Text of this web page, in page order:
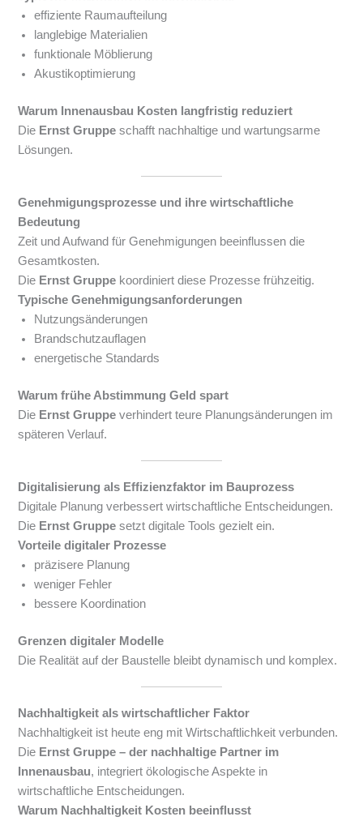
effiziente Raumaufteilung
langlebige Materialien
funktionale Möblierung
Akustikoptimierung
Warum Innenausbau Kosten langfristig reduziert
Die Ernst Gruppe schafft nachhaltige und wartungsarme
Lösungen.
Genehmigungsprozesse und ihre wirtschaftliche
Bedeutung
Zeit und Aufwand für Genehmigungen beeinflussen die
Gesamtkosten.
Die Ernst Gruppe koordiniert diese Prozesse frühzeitig.
Typische Genehmigungsanforderungen
Nutzungsänderungen
Brandschutzauflagen
energetische Standards
Warum frühe Abstimmung Geld spart
Die Ernst Gruppe verhindert teure Planungsänderungen im
späteren Verlauf.
Digitalisierung als Effizienzfaktor im Bauprozess
Digitale Planung verbessert wirtschaftliche Entscheidungen.
Die Ernst Gruppe setzt digitale Tools gezielt ein.
Vorteile digitaler Prozesse
präzisere Planung
weniger Fehler
bessere Koordination
Grenzen digitaler Modelle
Die Realität auf der Baustelle bleibt dynamisch und komplex.
Nachhaltigkeit als wirtschaftlicher Faktor
Nachhaltigkeit ist heute eng mit Wirtschaftlichkeit verbunden.
Die Ernst Gruppe – der nachhaltige Partner im
Innenausbau, integriert ökologische Aspekte in
wirtschaftliche Entscheidungen.
Warum Nachhaltigkeit Kosten beeinflusst